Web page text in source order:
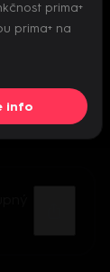
prima+
prima+ na
info